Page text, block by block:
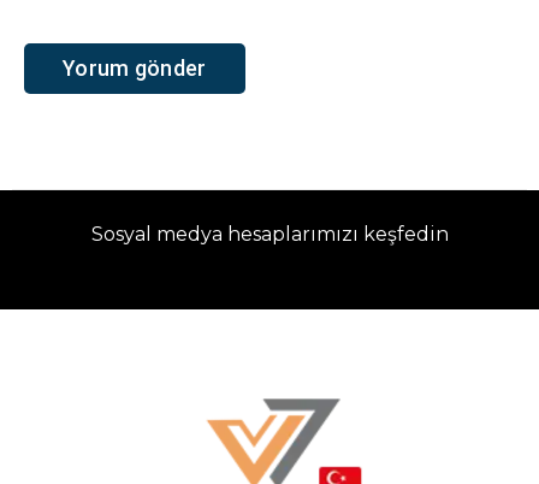
Sosyal medya hesaplarımızı keşfedin